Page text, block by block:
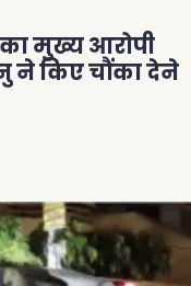
मुख्य आरोपी
ने किए चौंका देने